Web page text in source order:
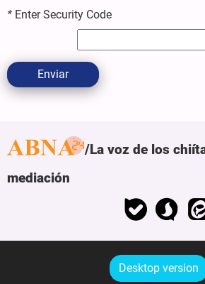
* Enter Security Code
Enviar
La voz de los
mediación
Desktop version